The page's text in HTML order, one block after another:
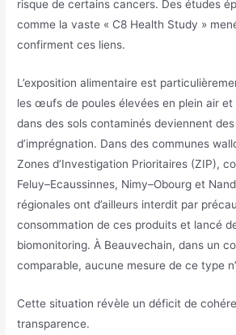
risque de certains cancers. Des études
comme la vaste « C8 Health Study »
confirment ces liens.
L’exposition alimentaire est
les œufs de poules élevées en plein air
dans des sols contaminés deviennent
d’imprégnation. Dans des communes
Zones d’Investigation Prioritaires (ZIP),
Feluy–Ecaussinnes, Nimy–Obourg et
régionales ont d’ailleurs interdit par
consommation de ces produits et lancé
biomonitoring. À Beauvechain, dans un
comparable, aucune mesure de ce type
Cette situation révèle un déficit de
transparence.